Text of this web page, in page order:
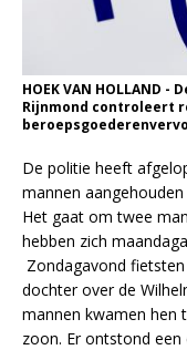
HOEK VAN HOLLAND
Rijnmond controleert
De politie heeft
mannen
Het gaat om twee
hebben zich
Zondagavond
dochter over de
mannen kwamen hen
zoon. Er ontstond